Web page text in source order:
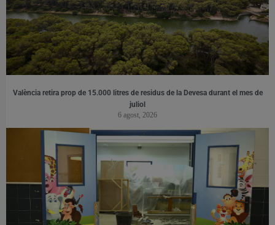
València retira prop de 15.000 litres de residus de la Devesa durant el mes de
juliol
6 agost, 2026